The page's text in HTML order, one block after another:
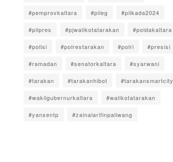
#pemprovkaltara #pileg #pilkada2024
#pilpres #pjwalikotatarakan #poldakaltara
#polisi #polrestarakan #polri #presisi
#ramadan #senatorkaltara #syarwani
#tarakan #tarakanhibot #tarakansmartcity
#wakilgubernurkaltara #walikotatarakan
#yansentp #zainalarifinpaliwang